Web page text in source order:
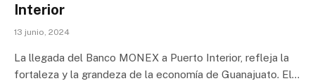
Interior
13 junio, 2024
La llegada del Banco MONEX a Puerto Interior, refleja la
fortaleza y la grandeza de la economía de Guanajuato. El…